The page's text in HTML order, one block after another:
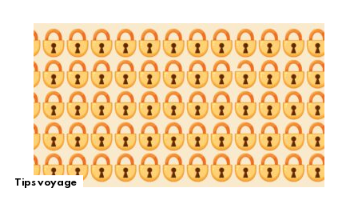
Tips voyage